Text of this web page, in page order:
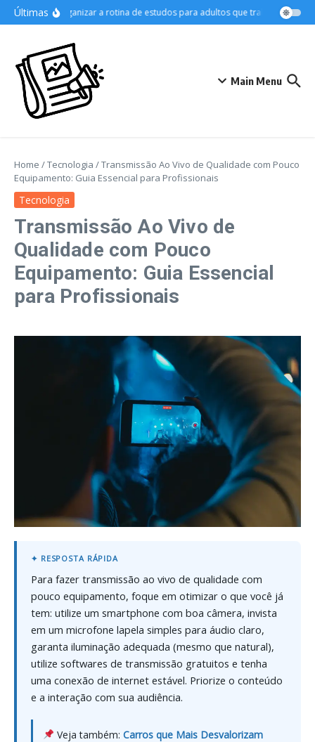
Ir para o conteúdo
Últimas
Como organizar a rotina de estudos para adultos que trabalham As
Main Menu
Home /Tecnologia /Transmissão Ao Vivo de Qualidade com Pouco
Equipamento: Guia Essencial para Profissionais
Tecnologia
Transmissão Ao Vivo de
Qualidade com Pouco
Equipamento: Guia Essencial
para Profissionais
Para fazer transmissão ao vivo de qualidade com
pouco equipamento, foque em otimizar o que você já
tem: utilize um smartphone com boa câmera, invista
em um microfone lapela simples para áudio claro,
garanta iluminação adequada (mesmo que natural),
utilize softwares de transmissão gratuitos e tenha
uma conexão de internet estável. Priorize o conteúdo
e a interação com sua audiência.
Veja também: Carros que Mais Desvalorizam